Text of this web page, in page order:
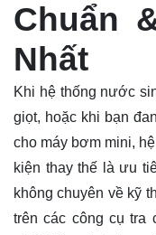
Chuẩn
Nhất
Khi hệ thống nước
giọt, hoặc khi bạn
cho máy bơm mini,
kiện thay thế là ưu
không chuyên về kỹ
trên các công cụ tra